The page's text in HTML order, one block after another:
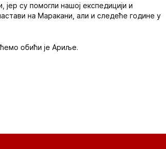
јер су помогли нашој експедицији и
на Маракани, али и следеће године у
обићи је Ариље.